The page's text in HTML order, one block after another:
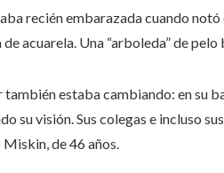
recién embarazada cuando
acuarela. Una “arboleda” de
también estaba cambiando: en su
su visión. Sus colegas e incluso
de 46 años.